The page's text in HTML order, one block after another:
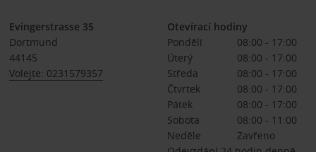
Evingerstrasse 35
Dortmund
44145
Volejte: 0231579357
Otevírací hodiny
Pondělí
08:00 - 17:00
Úterý
08:00 - 17:00
Středa
08:00 - 17:00
Čtvrtek
08:00 - 17:00
Pátek
08:00 - 17:00
Sobota
08:00 - 11:00
Neděle
Zavřeno